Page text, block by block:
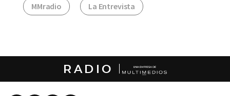
MMradio La Entrevista
RADIO